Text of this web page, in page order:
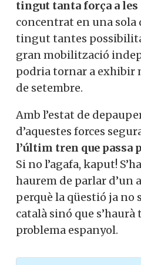
tingut tanta força a les
concentrat en una sola
tingut tantes
gran mobilització
podria tornar a exhibir
de setembre.
Amb l’estat de
d’aquestes forces
l’últim tren que passa
Si no l’agafa, kaput!
haurem de parlar d’un
perquè la qüestió ja no
català sinó que
problema espanyol.